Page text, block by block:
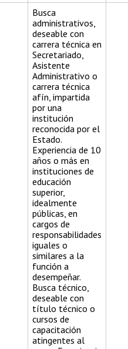
Busca
administrativos,
deseable con
carrera técnica en
Secretariado,
Asistente
Administrativo o
carrera técnica
afín, impartida
por una
institución
reconocida por el
Estado.
Experiencia de 10
años o más en
instituciones de
educación
superior,
idealmente
públicas, en
cargos de
responsabilidades
iguales o
similares a la
función a
desempeñar.
Busca técnico,
deseable con
título técnico o
cursos de
capacitación
atingentes al